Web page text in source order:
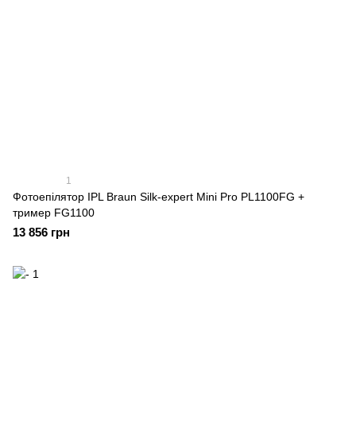
1
Фотоепілятор IPL Braun Silk-expert Mini Pro PL1100FG +
тример FG1100
13 856 грн